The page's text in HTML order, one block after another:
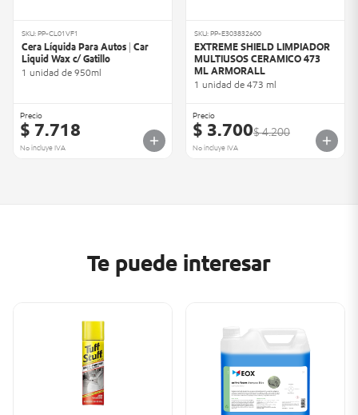
SKU: PP-CL01VF1
Cera Líquida Para Autos | Car
Liquid Wax c/ Gatillo
1 unidad de 950ml
Precio
$ 7.718
No incluye IVA
SKU: PP-E303832600
EXTREME SHIELD LIMPIADOR
MULTIUSOS CERAMICO 473
ML ARMORALL
1 unidad de 473 ml
Precio
$ 3.700$ 4.200
No incluye IVA
Te puede interesar